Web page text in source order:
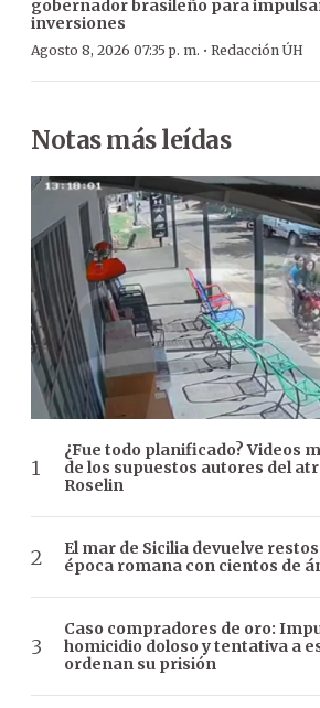
gobernador brasileño para
inversiones
Agosto 8, 2026 07:35 p. m. · Redacción ÚH
Notas más leídas
¿Fue todo planificado? Videos
de los supuestos autores del
Roselin
El mar de Sicilia devuelve
época romana con cientos de
Caso compradores de oro:
homicidio doloso y tentativa a
ordenan su prisión